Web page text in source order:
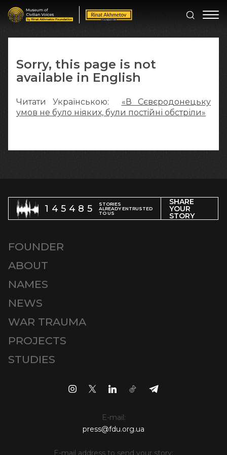
Sorry, this page is not
available in English
Читати Українською: «В Сєвєродонецьку
умов не було ніяких, були постійні обстріли»
145485
STORIES
ALREADY ENTRUSTED
TO US
SHARE
YOUR
STORY
FOUNDER
ABOUT
NAMES
NEWS
WAR TRAUMA
PROJECTS
STUDIES
E-mail:
press@fdu.org.ua